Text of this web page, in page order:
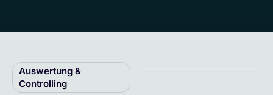
Auswertung &
Controlling